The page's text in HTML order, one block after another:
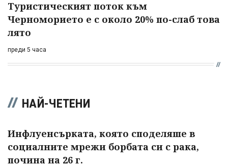
Туристическият поток към
Черноморието е с около 20% по-слаб това
лято
преди 5 часа
НАЙ-ЧЕТЕНИ
Инфлуенсърката, която споделяше в
социалните мрежи борбата си с рака,
почина на 26 г.